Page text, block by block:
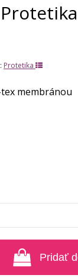
Protetika
membránou
Pridať